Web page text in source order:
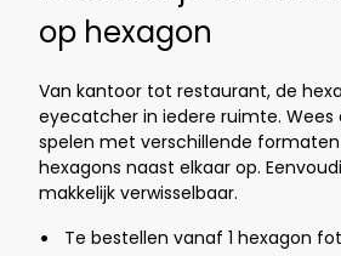
op hexagon
Van kantoor tot restaurant, de
eyecatcher in iedere ruimte.
spelen met verschillende
hexagons naast elkaar op.
makkelijk verwisselbaar.
Te bestellen vanaf 1 hexagon